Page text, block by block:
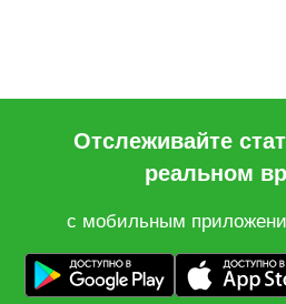
Отслеживайте
реальном
с мобильным